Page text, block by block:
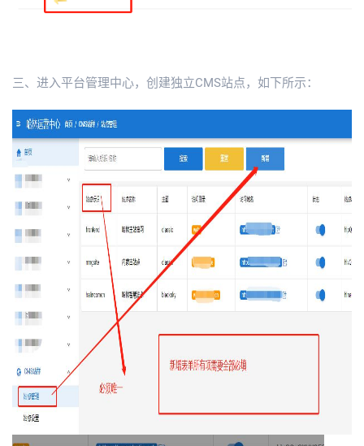
三、进入平台管理中心，创建独立CMS站点，如下所示：